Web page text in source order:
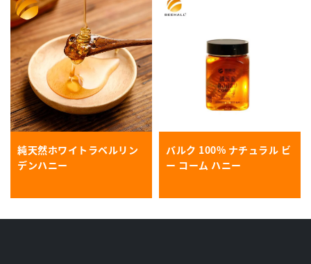
純天然ホワイトラベルリン
デンハニー
バルク 100% ナチュラル ビ
ー コーム ハニー